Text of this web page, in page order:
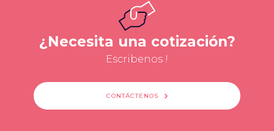
¿Necesita una cotización?
Escribenos !
CONTÁCTENOS